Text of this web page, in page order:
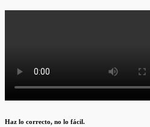
Haz lo correcto, no lo fácil.